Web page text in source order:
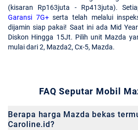
(kisaran Rp163juta - Rp413juta).
Garansi 7G+serta telah melalui
dijamin siap pakai! Saat ini ada Mid
Diskon Hingga 15Jt. Pilih unit Mazda
mulai dari 2, Mazda2, Cx-5, Mazda.
FAQ Seputar Mobil
Berapa harga Mazda bekas
Caroline.id?